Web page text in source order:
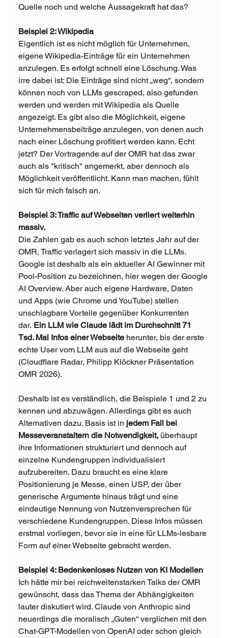
Quelle noch und welche Aussagekraft hat das?
Beispiel 2: Wikipedia
Eigentlich ist es nicht möglich für Unternehmen,
eigene Wikipedia-Einträge für ein Unternehmen
anzulegen. Es erfolgt schnell eine Löschung. Was
irre dabei ist: Die Einträge sind nicht „weg“, sondern
können noch von LLMs gescraped, also gefunden
werden und werden mit Wikipedia als Quelle
angezeigt. Es gibt also die Möglichkeit, eigene
Unternehmensbeiträge anzulegen, von denen auch
nach einer Löschung profitiert werden kann. Echt
jetzt? Der Vortragende auf der OMR hat das zwar
auch als "kritisch" angemerkt, aber dennoch als
Möglichkeit veröffentlicht. Kann man machen, fühlt
sich für mich falsch an.
Beispiel 3: Traffic auf Webseiten verliert weiterhin
massiv.
Die Zahlen gab es auch schon letztes Jahr auf der
OMR, Traffic verlagert sich massiv in die LLMs.
Google ist deshalb als ein aktueller AI Gewinner mit
Pool-Position zu bezeichnen, hier wegen der Google
AI Overview. Aber auch eigene Hardware, Daten
und Apps (wie Chrome und YouTube) stellen
unschlagbare Vorteile gegenüber Konkurrenten
dar. Ein LLM wie Claude lädt im Durchschnitt 71
Tsd. Mal Infos einer Webseite herunter, bis der erste
echte User vom LLM aus auf die Webseite geht
(Cloudflare Radar, Philipp Klöckner Präsentation
OMR 2026).
Deshalb ist es verständlich, die Beispiele 1 und 2 zu
kennen und abzuwägen. Allerdings gibt es auch
Alternativen dazu. Basis ist in jedem Fall bei
Messeveranstaltern die Notwendigkeit, überhaupt
ihre Informationen strukturiert und dennoch auf
einzelne Kundengruppen individualisiert
aufzubereiten. Dazu braucht es eine klare
Positionierung je Messe, einen USP, der über
generische Argumente hinaus trägt und eine
eindeutige Nennung von Nutzenversprechen für
verschiedene Kundengruppen. Diese Infos müssen
erstmal vorliegen, bevor sie in eine für LLMs-lesbare
Form auf einer Webseite gebracht werden.
Beispiel 4: Bedenkenloses Nutzen von KI Modellen
Ich hätte mir bei reichweitenstarken Talks der OMR
gewünscht, dass das Thema der Abhängigkeiten
lauter diskutiert wird. Claude von Anthropic sind
neuerdings die moralisch „Guten“ verglichen mit den
Chat-GPT-Modellen von OpenAI oder schon gleich